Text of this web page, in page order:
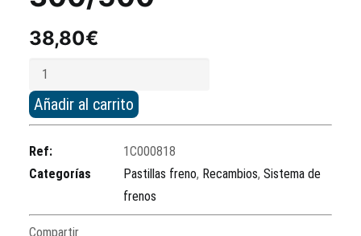
38,80€
Pareja
pastillas
de
Piaggio
MP3
cantidad
Añadir al carrito
Ref:
1C000818
Categorías
Pastillas freno, Recambios, Sistema de
frenos
Compartir